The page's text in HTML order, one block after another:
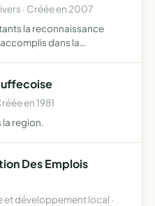
· Créée en 2007
la reconnaissance
dans la
en 1981
la region.
Des Emplois
et développement local ·